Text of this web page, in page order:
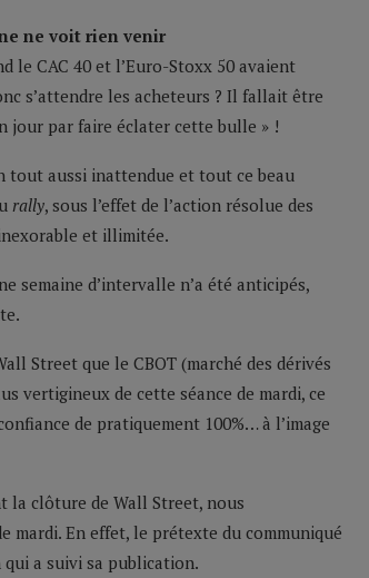
ne voit rien venir
le CAC 40 et l’Euro-Stoxx 50 avaient
s’attendre les acheteurs ? Il fallait être
jour par faire éclater cette bulle » !
tout aussi inattendue et tout ce beau
rally, sous l’effet de l’action résolue des
et illimitée.
semaine d’intervalle n’a été anticipés,
Street que le CBOT (marché des dérivés
vertigineux de cette séance de mardi, ce
de pratiquement 100%… à l’image
la clôture de Wall Street, nous
mardi. En effet, le prétexte du communiqué
a suivi sa publication.